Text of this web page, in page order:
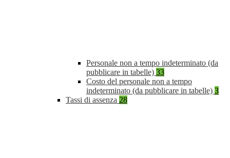
Personale non a tempo indeterminato (da
pubblicare in tabelle) 33
Costo del personale non a tempo
indeterminato (da pubblicare in tabelle) 3
Tassi di assenza 28